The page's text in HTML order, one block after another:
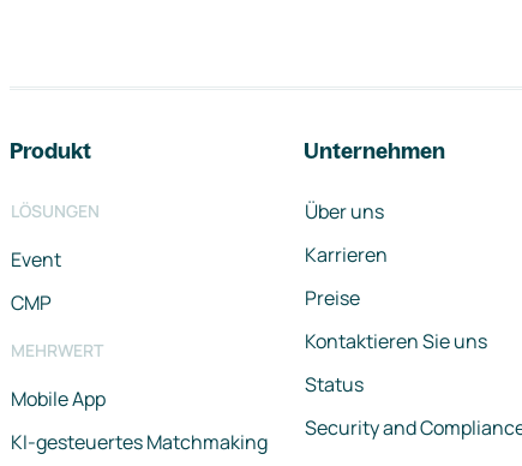
Produkt
LÖSUNGEN
Event
CMP
MEHRWERT
Mobile App
KI-gesteuertes Matchmaking
Unternehmen
Über uns
Karrieren
Preise
Kontaktieren Sie uns
Status
Security and